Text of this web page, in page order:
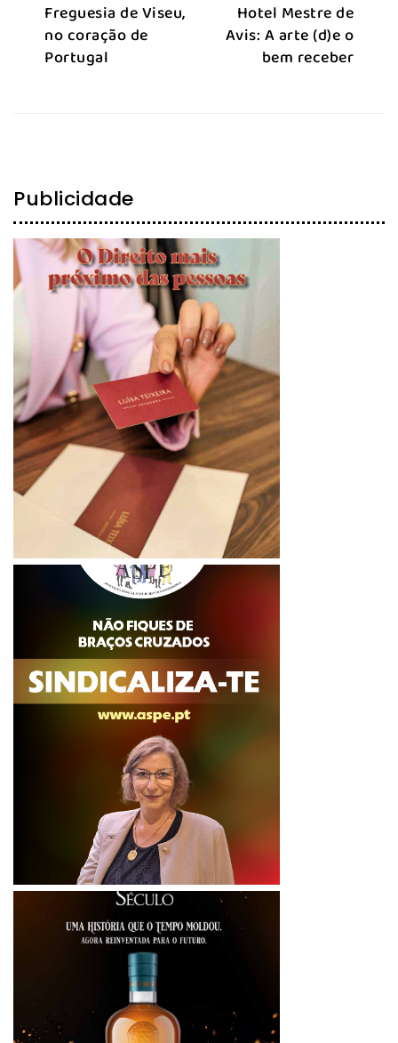
Freguesia de Viseu,
no coração de
Portugal
Hotel Mestre de
Avis: A arte (d)e o
bem receber
Publicidade